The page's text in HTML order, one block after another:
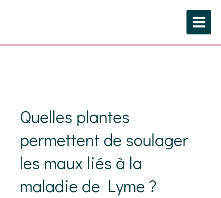
Quelles plantes
permettent de soulager
les maux liés à la
maladie de Lyme ?